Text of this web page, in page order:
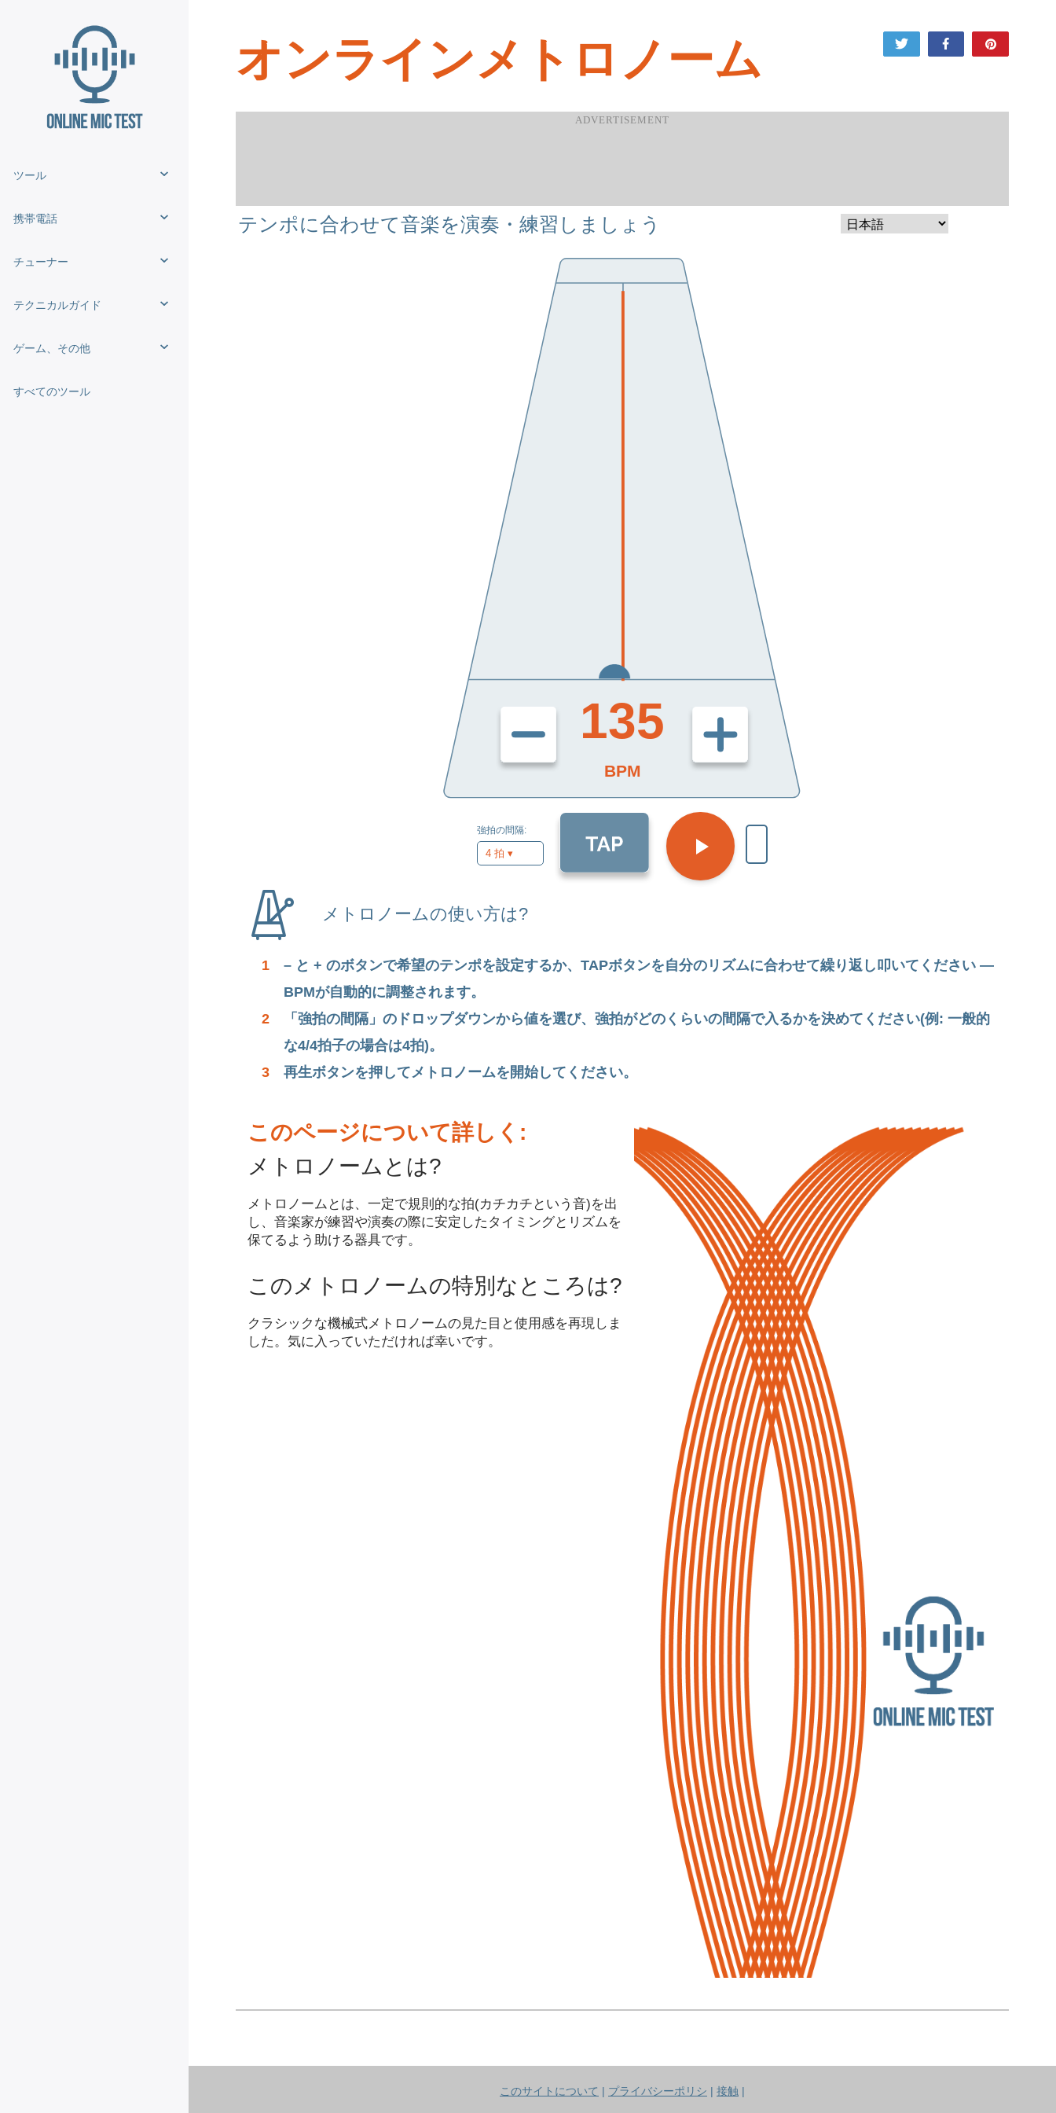
ツール
携帯電話
チューナー
テクニカルガイド
ゲーム、その他
すべてのツール
オンラインメトロノーム Tweet Share
テンポに合わせて音楽を演奏・練習しましょう
135
BPM
強拍の間隔:
4 拍 ▾
メトロノームの使い方は?
1
– と + のボタンで希望のテンポを設定するか、TAPボタンを自分のリズムに合わせて繰り返し叩いてください —
BPMが自動的に調整されます。
2
「強拍の間隔」のドロップダウンから値を選び、強拍がどのくらいの間隔で入るかを決めてください(例: 一般的
な4/4拍子の場合は4拍)。
3
再生ボタンを押してメトロノームを開始してください。
このページについて詳しく:
メトロノームとは?
メトロノームとは、一定で規則的な拍(カチカチという音)を出
し、音楽家が練習や演奏の際に安定したタイミングとリズムを
保てるよう助ける器具です。
このメトロノームの特別なところは?
クラシックな機械式メトロノームの見た目と使用感を再現しま
した。気に入っていただければ幸いです。
このサイトについて | プライバシーポリシ | 接触 |